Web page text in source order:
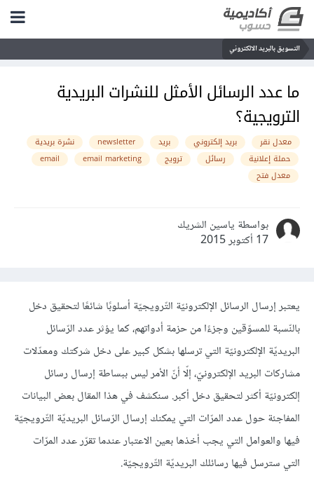
التسويق بالبريد الالكتروني
ما عدد الرسائل الأمثل للنشرات البريدية
الترويجية؟
معدل نقر بريد إلكتروني بريد newsletter
نشرة بريدية
حملة إعلانية
رسائل ترويج email marketing
email
معدل فتح
بواسطة ياسين الشريك
17 أكتوبر 2015
يعتبر إرسال الرسائل الإلكترونيّة التّرويجيّة أسلوبًا شائعًا لتحقيق دخل
بالنّسبة للمسوّقين وجزءًا من حزمة أدواتهم، كما يؤثر عدد الرّسائل
البريديّة الإلكترونيّة التي ترسلها بشكل كبير على دخل شركتك ومعدّلات
مشاركات البريد الإلكترونيّ، إلّا أنّ الأمر ليس ببساطة إرسال رسائل
إلكترونيّة أكثر لتحقيق دخل أكبر. سنكشف في هذا المقال بعض البيانات
المفاجئة حول عدد المرّات التي يمكنك إرسال الرّسائل البريديّة التّرويجيّة
فيها والعوامل التي يجب أخذها بعين الاعتبار عندما تقرّر عدد المرّات
التي سترسل فيها رسائلك البريديّة التّرويجيّة.